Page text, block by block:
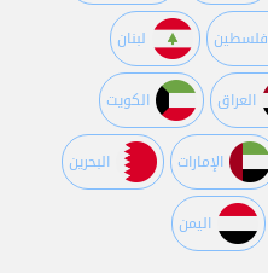
فلسطين لبنان
العراق الكويت
اﻹمارات البحرين
اليمن